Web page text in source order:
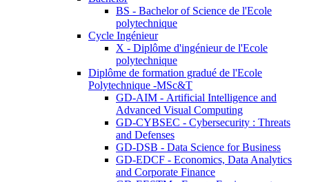
BS - Bachelor of Science de l'Ecole
polytechnique
Cycle Ingénieur
X - Diplôme d'ingénieur de l'Ecole
polytechnique
Diplôme de formation gradué de l'Ecole
Polytechnique -MSc&T
GD-AIM - Artificial Intelligence and
Advanced Visual Computing
GD-CYBSEC - Cybersecurity : Threats
and Defenses
GD-DSB - Data Science for Business
GD-EDCF - Economics, Data Analytics
and Corporate Finance